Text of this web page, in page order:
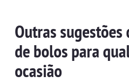
Outras sugestões
de bolos para
ocasião